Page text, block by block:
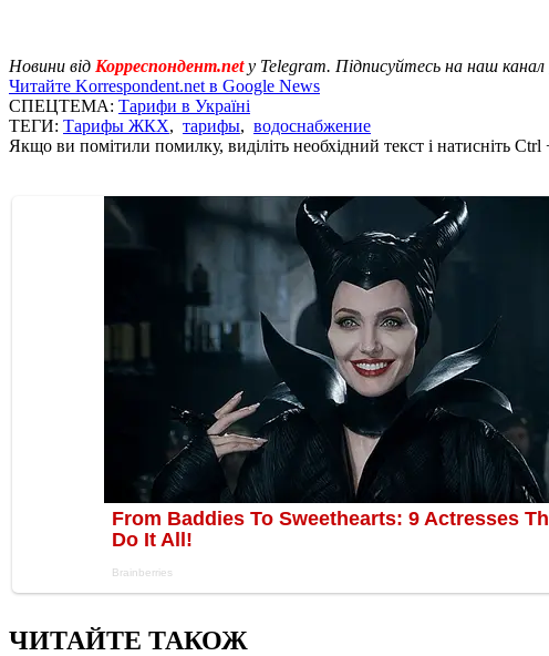
Новини від Корреспондент.netу Telegram. Підписуйтесь на наш канал
Читайте Korrespondent.net в Google News
СПЕЦТЕМА: Тарифи в Україні
ТЕГИ: Тарифы ЖКХ, тарифы, водоснабжение
Якщо ви помітили помилку, виділіть необхідний текст і натисніть
ЧИТАЙТЕ ТАКОЖ